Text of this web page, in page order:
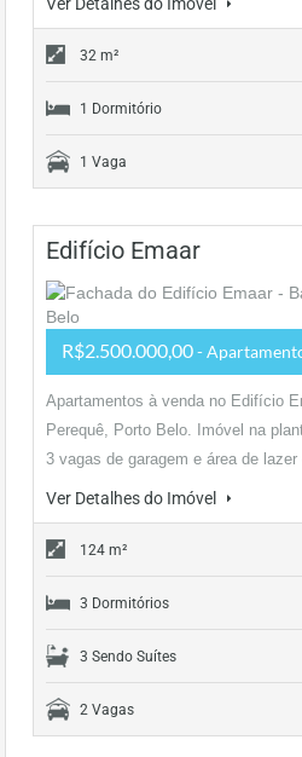
32 m²
1 Dormitório
1 Vaga
Edifício Emaar
R$2.500.000,00-
Apartamentos à venda no Edifício
Perequê, Porto Belo. Imóvel na
3 vagas de garagem e área de
Ver Detalhes do Imóvel
124 m²
3 Dormitórios
3 Sendo Suítes
2 Vagas